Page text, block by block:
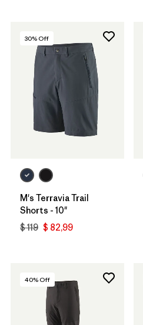
30% Off
M's Terravia Trail
Shorts - 10"
$ 119 $ 82,99
40% Off